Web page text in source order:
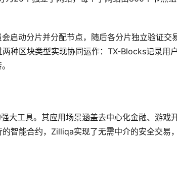
启动分片并分配节点，随后各分片独立验证交易
种区块类型实现协同运作：TX-Blocks记录用
大工具。其应用场景涵盖去中心化金融、游戏
智能合约，Zilliqa实现了无需中介的安全交易